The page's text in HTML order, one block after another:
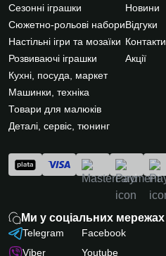
Сезонні іграшки
Сюжетно-рольові набори
Настільні ігри та мозаїки
Розвиваючі іграшки
Кухні, посуда, маркет
Машинки, техніка
Товари для малюків
Деталі, сервіс, тюнинг
Новини
Відгуки
Контакти
Акції
Ми у соціальних мережах
Telegram
Viber
Facebook
Youtube